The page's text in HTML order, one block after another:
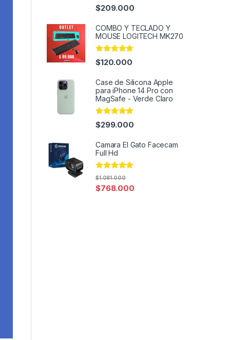
Rated4.95
out of 5
$209.000
COMBO Y TECLADO Y
MOUSE LOGITECH MK270
Rated 4.91
out of 5
$120.000
Case de Silicona Apple
para iPhone 14 Pro con
MagSafe - Verde Claro
Rated4.95
out of 5
$299.000
Camara El Gato Facecam
Full Hd
Rated 4.82
out of 5
$768.000
$1.081.000